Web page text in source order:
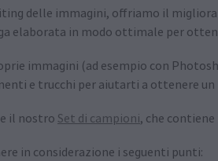
delle immagini, offriamo il
elaborata in modo ottimale per
immagini (ad esempio con
e trucchi per aiutarti a ottenere
il nostro Set di campioni, che
in considerazione i seguenti punti: